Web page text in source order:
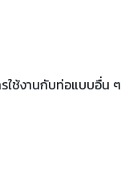
รใช้งานกับท่อแบบอื่น ๆ